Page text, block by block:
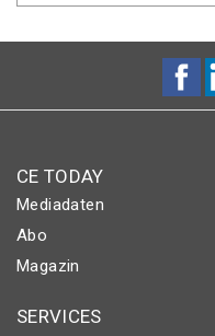
CE TODAY
Mediadaten
Abo
Magazin
SERVICES